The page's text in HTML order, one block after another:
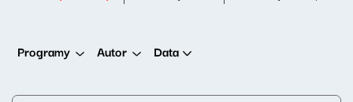
Programy Autor Data